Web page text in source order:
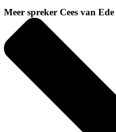
Meer spreker Cees van Ede